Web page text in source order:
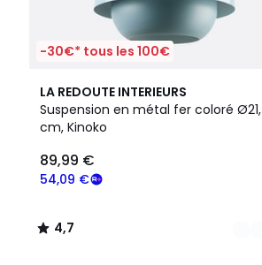
-30€* tous les 100€
LA REDOUTE INTERIEURS
Suspension en métal fer coloré
cm, Kinoko
€
souscrivez
programme
54,09 €
89,99 €
4,7
/ 5
4
Couleurs
4,7
/